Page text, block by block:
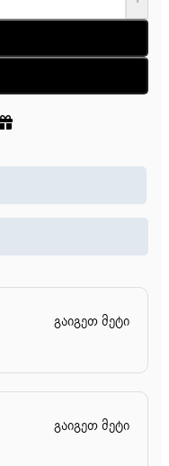
გაიგეთ მეტი
გაიგეთ მეტი